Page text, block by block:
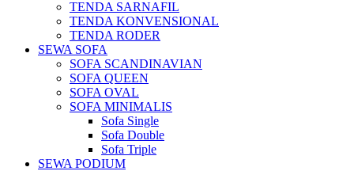
TENDA SARNAFIL
TENDA KONVENSIONAL
TENDA RODER
SEWA SOFA
SOFA SCANDINAVIAN
SOFA QUEEN
SOFA OVAL
SOFA MINIMALIS
Sofa Single
Sofa Double
Sofa Triple
SEWA PODIUM